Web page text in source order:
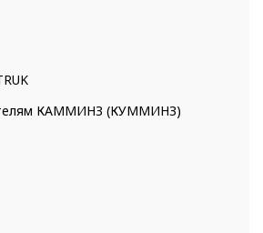
КАММИНЗ (КУММИНЗ)